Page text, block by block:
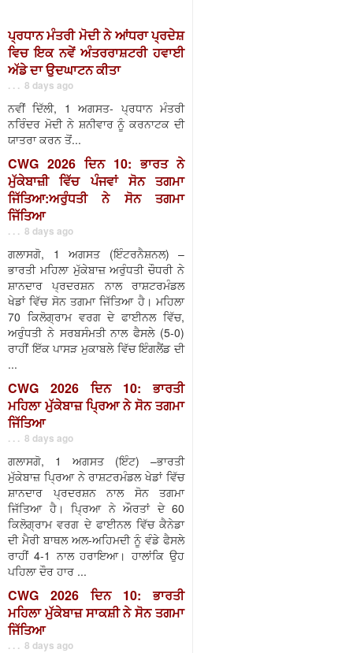
ਪ੍ਰਧਾਨ ਮੰਤਰੀ ਮੋਦੀ ਨੇ ਆਂਧਰਾ ਪ੍ਰਦੇਸ਼
ਵਿਚ ਇਕ ਨਵੇਂ ਅੰਤਰਰਾਸ਼ਟਰੀ ਹਵਾਈ
ਅੱਡੇ ਦਾ ਉਦਘਾਟਨ ਕੀਤਾ
. . . 8 days ago
ਨਵੀਂ ਦਿੱਲੀ, 1 ਅਗਸਤ- ਪ੍ਰਧਾਨ ਮੰਤਰੀ
ਨਰਿੰਦਰ ਮੋਦੀ ਨੇ ਸ਼ਨੀਵਾਰ ਨੂੰ ਕਰਨਾਟਕ ਦੀ
ਯਾਤਰਾ ਕਰਨ ਤੋਂ...
CWG 2026 ਦਿਨ 10: ਭਾਰਤ ਨੇ
ਮੁੱਕੇਬਾਜ਼ੀ ਵਿੱਚ ਪੰਜਵਾਂ ਸੋਨ ਤਗਮਾ
ਜਿੱਤਿਆ:ਅਰੁੰਧਤੀ ਨੇ ਸੋਨ ਤਗਮਾ
ਜਿੱਤਿਆ
. . . 8 days ago
ਗਲਾਸਗੋ, 1 ਅਗਸਤ (ਇੰਟਰਨੈਸ਼ਨਲ) –
ਭਾਰਤੀ ਮਹਿਲਾ ਮੁੱਕੇਬਾਜ਼ ਅਰੁੰਧਤੀ ਚੌਧਰੀ ਨੇ
ਸ਼ਾਨਦਾਰ ਪ੍ਰਦਰਸ਼ਨ ਨਾਲ ਰਾਸ਼ਟਰਮੰਡਲ
ਖੇਡਾਂ ਵਿੱਚ ਸੋਨ ਤਗਮਾ ਜਿੱਤਿਆ ਹੈ। ਮਹਿਲਾ
70 ਕਿਲੋਗ੍ਰਾਮ ਵਰਗ ਦੇ ਫਾਈਨਲ ਵਿੱਚ,
ਅਰੁੰਧਤੀ ਨੇ ਸਰਬਸੰਮਤੀ ਨਾਲ ਫੈਸਲੇ (5-0)
ਰਾਹੀਂ ਇੱਕ ਪਾਸੜ ਮੁਕਾਬਲੇ ਵਿੱਚ ਇੰਗਲੈਂਡ ਦੀ
...
CWG 2026 ਦਿਨ 10: ਭਾਰਤੀ
ਮਹਿਲਾ ਮੁੱਕੇਬਾਜ਼ ਪ੍ਰਿਆ ਨੇ ਸੋਨ ਤਗਮਾ
ਜਿੱਤਿਆ
. . . 8 days ago
ਗਲਾਸਗੋ, 1 ਅਗਸਤ (ਇੰਟ) –ਭਾਰਤੀ
ਮੁੱਕੇਬਾਜ਼ ਪ੍ਰਿਆ ਨੇ ਰਾਸ਼ਟਰਮੰਡਲ ਖੇਡਾਂ ਵਿੱਚ
ਸ਼ਾਨਦਾਰ ਪ੍ਰਦਰਸ਼ਨ ਨਾਲ ਸੋਨ ਤਗਮਾ
ਜਿੱਤਿਆ ਹੈ। ਪ੍ਰਿਆ ਨੇ ਔਰਤਾਂ ਦੇ 60
ਕਿਲੋਗ੍ਰਾਮ ਵਰਗ ਦੇ ਫਾਈਨਲ ਵਿੱਚ ਕੈਨੇਡਾ
ਦੀ ਮੈਰੀ ਬਾਥਲ ਅਲ-ਅਹਿਮਦੀ ਨੂੰ ਵੰਡੇ ਫੈਸਲੇ
ਰਾਹੀਂ 4-1 ਨਾਲ ਹਰਾਇਆ। ਹਾਲਾਂਕਿ ਉਹ
ਪਹਿਲਾ ਦੌਰ ਹਾਰ ...
CWG 2026 ਦਿਨ 10: ਭਾਰਤੀ
ਮਹਿਲਾ ਮੁੱਕੇਬਾਜ਼ ਸਾਕਸ਼ੀ ਨੇ ਸੋਨ ਤਗਮਾ
ਜਿੱਤਿਆ
. . . 8 days ago